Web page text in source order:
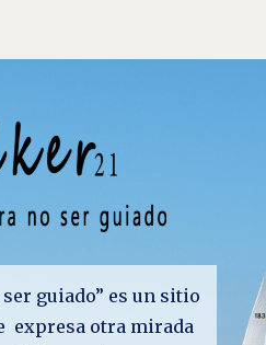
guiado” es un sitio
expresa otra mirada